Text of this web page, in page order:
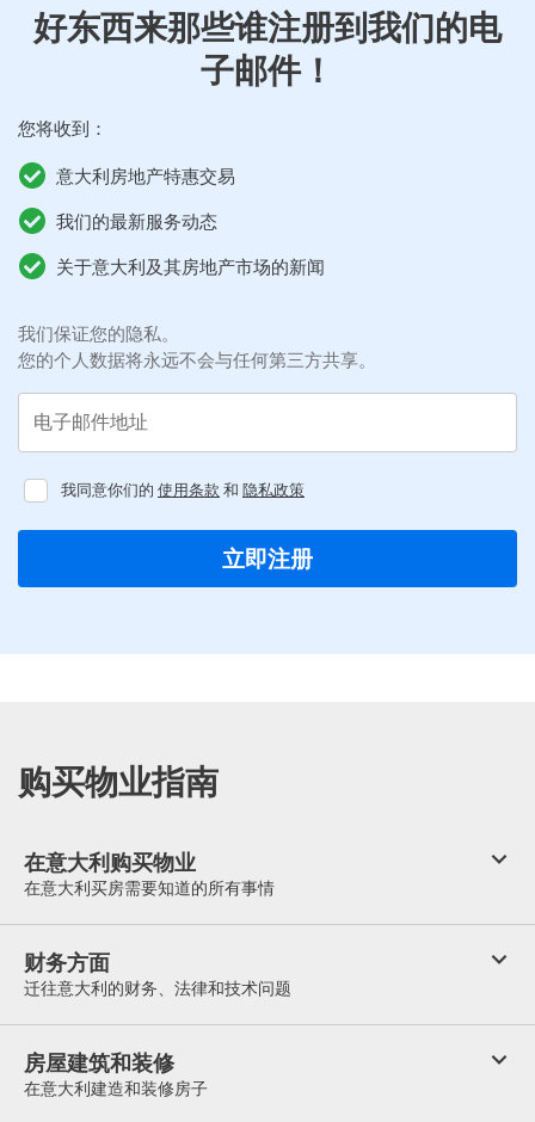
好东西来那些谁注册到我们的电
子邮件！
您将收到：
意大利房地产特惠交易
我们的最新服务动态
关于意大利及其房地产市场的新闻
我们保证您的隐私。
您的个人数据将永远不会与任何第三方共享。
电子邮件地址
我同意你们的 使用条款 和 隐私政策
立即注册
购买物业指南
在意大利购买物业
在意大利买房需要知道的所有事情
财务方面
迁往意大利的财务、法律和技术问题
房屋建筑和装修
在意大利建造和装修房子